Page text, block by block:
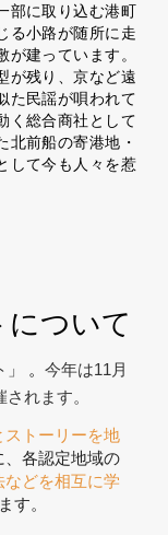
部に取り込む港町
る小路が随所に走
建っています。
が残り、京など遠
た民謡が唄われて
く総合商社として
北前船の寄港地・
して今も人々を惹
について
。今年は11月
れます。
ストーリーを地
、各認定地域の
などを相互に学
す。